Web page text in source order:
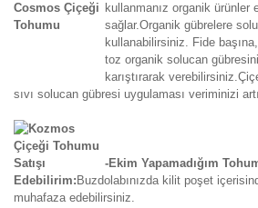
kullanmanız organik ürünler
sağlar.Organik gübrelere
kullanabilirsiniz. Fide
toz organik solucan gübresini
karıştırarak
sıvı solucan gübresi uygulaması veriminizi
-Ekim Yapamadığım
Edebilirim: Buzdolabınızda kilit poşet
muhafaza edebilirsiniz.